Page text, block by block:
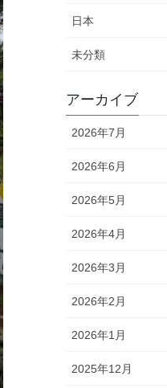
日本
未分類
アーカイブ
2026年7月
2026年6月
2026年5月
2026年4月
2026年3月
2026年2月
2026年1月
2025年12月